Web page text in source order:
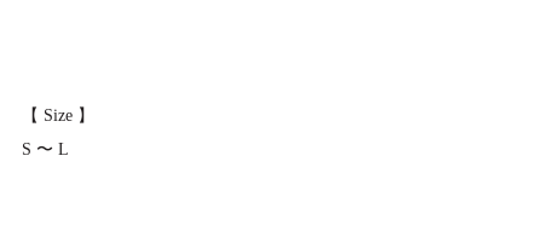
【 Size 】
S 〜 L